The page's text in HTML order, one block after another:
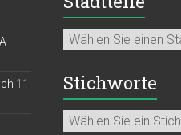
11.
Stichworte